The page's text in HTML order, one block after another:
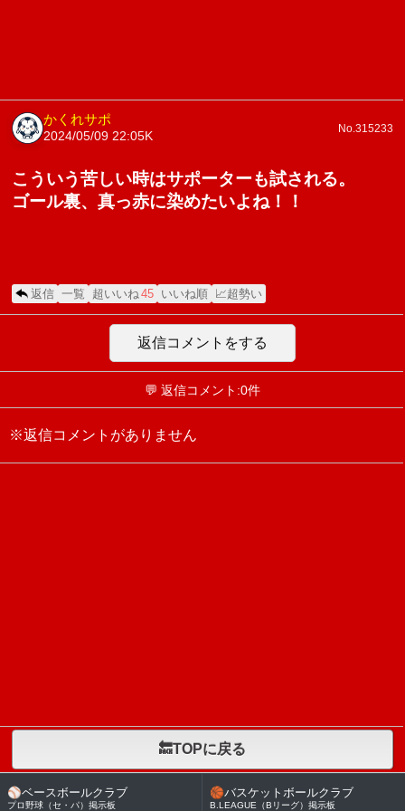
かくれサポ
2024/05/09 22:05K
No.315233
こういう苦しい時はサポーターも試される。
ゴール裏、真っ赤に染めたいよね！！
返信 一覧 超いいね45 いいね順 📈超勢い
返信コメントをする
💬 返信コメント:0件
※返信コメントがありません
🔙TOPに戻る
⚾ベースボールクラブ
プロ野球（セ・パ）掲示板
🏀バスケットボールクラブ
B.LEAGUE（Bリーグ）掲示板